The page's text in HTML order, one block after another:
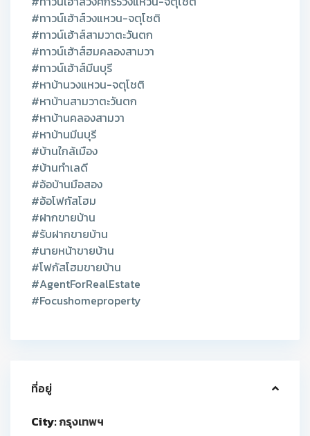
#ทาวน์เฮ้าส์วงแหวน-จตุโชติ
#ทาวน์เฮ้าส์สามวาตะวันตก
#ทาวน์เฮ้าส์ฮมคลองสามวา
#ทาวน์เฮ้าส์มีนบุรี
#หาบ้านวงแหวน-จตุโชติ
#หาบ้านสามวาตะวันตก
#หาบ้านคลองสามวา
#หาบ้านมีนบุรี
#บ้านใกล้เมือง
#บ้านทำเลดี
#อ้อบ้านมือสอง
#อ้อโฟกัสโฮม
#ฝากขายบ้าน
#รับฝากขายบ้าน
#นายหน้าขายบ้าน
#โฟกัสโฮมขายบ้าน
#AgentForRealEstate
#Focushomeproperty
ที่อยู่
City:กรุงเทพฯ